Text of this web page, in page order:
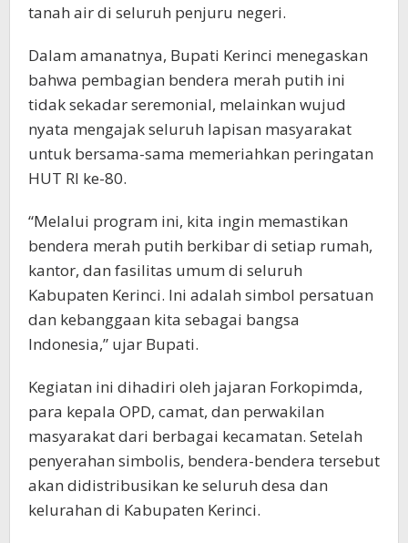
tanah air di seluruh penjuru negeri.
Dalam amanatnya, Bupati Kerinci menegaskan
bahwa pembagian bendera merah putih ini
tidak sekadar seremonial, melainkan wujud
nyata mengajak seluruh lapisan masyarakat
untuk bersama-sama memeriahkan peringatan
HUT RI ke-80.
“Melalui program ini, kita ingin memastikan
bendera merah putih berkibar di setiap rumah,
kantor, dan fasilitas umum di seluruh
Kabupaten Kerinci. Ini adalah simbol persatuan
dan kebanggaan kita sebagai bangsa
Indonesia,” ujar Bupati.
Kegiatan ini dihadiri oleh jajaran Forkopimda,
para kepala OPD, camat, dan perwakilan
masyarakat dari berbagai kecamatan. Setelah
penyerahan simbolis, bendera-bendera tersebut
akan didistribusikan ke seluruh desa dan
kelurahan di Kabupaten Kerinci.